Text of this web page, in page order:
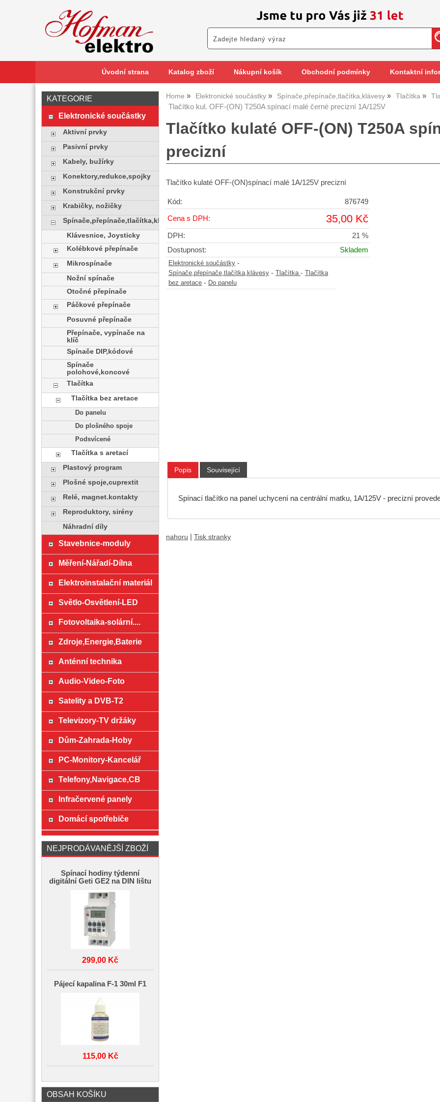
Úvodní strana Katalog zboží Nákupní košík Obchodní podmínky Kontaktní
Home Elektronické součástky Spínače,přepínače,tlačítka,klávesy Tlačítka
Tlačítko kul. OFF-(ON) T250A spínací malé černé precizní 1A/125V
Tlačítko kulaté OFF-(ON) T250A
precizní
Tlačítko kulaté OFF-(ON)spínací malé 1A/125V precizní
Kód: 876749
Cena s DPH: 35,00 Kč
DPH:
21 %
Dostupnost:
Skladem
Elektronické součástky -
Spínače,přepínače,tlačítka,klávesy - Tlačítka -
Tlačítka
bez aretace - Do panelu
Popis Související
Spínací tlačítko na panel uchycení na centrální matku, 1A/125V - precizní
nahoru Tisk stranky
KATEGORIE
Elektronické součástky
Aktivní prvky
Pasivní prvky
Kabely, bužírky
Konektory,redukce,spojky
Konstrukční prvky
Krabičky, nožičky
Spínače,přepínače,tlačítka,klávesy
Klávesnice, Joysticky
Kolébkové přepínače
Mikrospínače
Nožní spínače
Otočné přepínače
Páčkové přepínače
Posuvné přepínače
Přepínače, vypínače na
klíč
Spínače DIP,kódové
Spínače
polohové,koncové
Tlačítka
Tlačítka bez aretace
Do panelu
Do plošného spoje
Podsvícené
Tlačítka s aretací
Plastový program
Plošné spoje,cuprextit
Relé, magnet.kontakty
Reproduktory, sirény
Náhradní díly
Stavebnice-moduly
Měření-Nářadí-Dílna
Elektroinstalační materiál
Světlo-Osvětlení-LED
Fotovoltaika-solární....
Zdroje,Energie,Baterie
Anténní technika
Audio-Video-Foto
Satelity a DVB-T2
Televizory-TV držáky
Dům-Zahrada-Hoby
PC-Monitory-Kancelář
Telefony,Navigace,CB
Infračervené panely
Domácí spotřebiče
NEJPRODÁVANĚJŠÍ ZBOŽÍ
Spínací hodiny týdenní
digitální Geti GE2 na DIN lištu
299,00 Kč
Pájecí kapalina F-1 30ml F1
115,00 Kč
OBSAH KOŠÍKU